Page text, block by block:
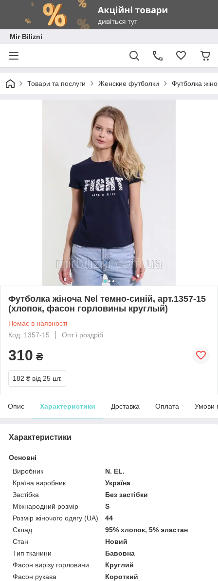
Mir Bilizni
Товари та послуги Женские футболки Футболка
Футболка жіноча Nel темно-синій, арт.1357-15
(хлопок, фасон горловины круглый)
Немає в наявності
Код: 1357-15
Опт і роздріб
310 ₴
182 ₴ від 25 шт.
Опис Характеристики Доставка Оплата Умови
Характеристики
Основні
Виробник
N. EL.
Країна виробник
Україна
Застібка
Без застібки
Міжнародний розмір
S
Розмір жіночого одягу (UA)
44
Склад
95% хлопок, 5% эластан
Стан
Новий
Тип тканини
Бавовна
Фасон вирізу горловини
Круглий
Фасон рукава
Короткий